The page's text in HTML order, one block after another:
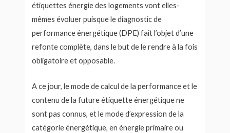
étiquettes énergie des logements vont elles-
mêmes évoluer puisque le diagnostic de
performance énergétique (DPE) fait l’objet d’une
refonte complète, dans le but de le rendre à la fois
obligatoire et opposable.
A ce jour, le mode de calcul de la performance et le
contenu de la future étiquette énergétique ne
sont pas connus, et le mode d’expression de la
catégorie énergétique, en énergie primaire ou